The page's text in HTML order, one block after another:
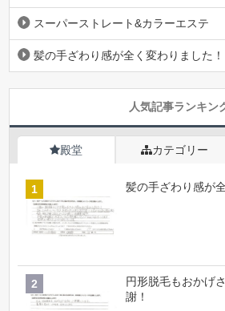
スーパーストレート&カラーエステ
髪の手ざわり感が全く変わりました！
人気記事ランキン
殿堂 カテゴリー
髪の手ざわり感が
円形脱毛もおかげ
謝！